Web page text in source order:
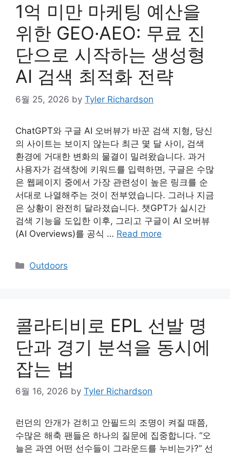
1억 미만 마케팅 예산을
위한 GEO·AEO: 무료 진
단으로 시작하는 생성형
AI 검색 최적화 전략
6월 25, 2026 by Tyler Richardson
ChatGPT와 구글 AI 오버뷰가 바꾼 검색 지형, 당신
의 사이트는 보이지 않는다 최근 몇 달 사이, 검색
환경에 거대한 변화의 물결이 밀려왔습니다. 과거
사용자가 검색창에 키워드를 입력하면, 구글은 수많
은 웹페이지 중에서 가장 관련성이 높은 링크를 순
서대로 나열해주는 것이 전부였습니다. 그러나 지금
은 상황이 완전히 달라졌습니다. 챗GPT가 실시간
검색 기능을 도입한 이후, 그리고 구글이 AI 오버뷰
(AI Overviews)를 공식 … Read more
Categories
Outdoors
콜라티비로 EPL 선발 명
단과 경기 분석을 동시에
잡는 법
6월 16, 2026 by Tyler Richardson
런던의 안개가 걷히고 안필드의 조명이 켜질 때쯤,
수많은 해축 팬들은 하나의 질문에 집중합니다. “오
늘은 과연 어떤 선수들이 그라운드를 누비는가?” 선